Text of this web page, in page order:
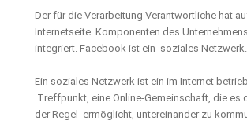
Der für die Verarbeitung Verantwortliche hat
Internetseite Komponenten des
integriert. Facebook ist ein soziales Netzwerk.
Ein soziales Netzwerk ist ein im Internet
Treffpunkt, eine Online-Gemeinschaft, die es
der Regel ermöglicht, untereinander zu